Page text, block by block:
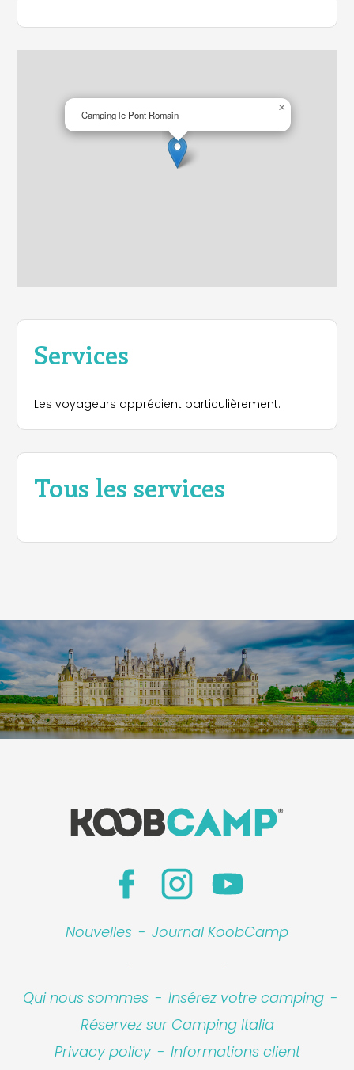
Camping le Pont Romain
×
Services
Les voyageurs apprécient particulièrement:
Tous les services
Nouvelles - Journal KoobCamp
Qui nous sommes - Insérez votre camping -
Réservez sur Camping Italia
Privacy policy - Informations client